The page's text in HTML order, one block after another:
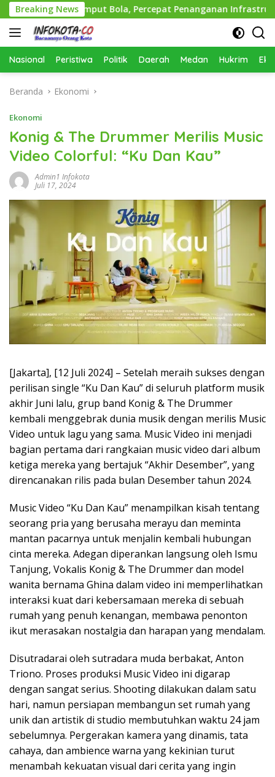
Langsung
ke
konten
Breaking News
Pola Jemput Bola, Percepat Penanganan Infrastruktur
Nasional Peristiwa Politik Daerah Medan Hukrim
Beranda Ekonomi
Ekonomi
Konig & The Drummer Merilis Music
Video Colorful: “Ku Dan Kau”
Admin1 Infokota
Juli 17, 2024
[Jakarta], [12 Juli 2024] – Setelah meraih sukses dengan
perilisan single “Ku Dan Kau” di seluruh platform musik
akhir Juni lalu, grup band Konig & The Drummer
kembali menggebrak dunia musik dengan merilis Music
Video untuk lagu yang sama. Music Video ini menjadi
bagian pertama dari rangkaian music video dari album
ketiga mereka yang bertajuk “Akhir Desember”, yang
direncanakan rilis pada bulan Desember tahun 2024.
Music Video “Ku Dan Kau” menampilkan kisah tentang
seorang pria yang berusaha merayu dan meminta
mantan pacarnya untuk menjalin kembali hubungan
cinta mereka. Adegan diperankan langsung oleh Ismu
Tanjung, Vokalis Konig & The Drummer dan model
wanita bernama Ghina dalam video ini memperlihatkan
interaksi kuat dari kebersamaan mereka di sebuah
rumah yang penuh kenangan, membawa penonton
ikut merasakan nostalgia dan harapan yang mendalam.
Disutradarai oleh sutradara muda berbakat, Anton
Triono. Proses produksi Music Video ini digarap
dengan sangat serius. Shooting dilakukan dalam satu
hari, namun persiapan membangun set rumah yang
unik dan artistik di studio membutuhkan waktu 24 jam
sebelumnya. Pergerakan kamera yang dinamis, tata
cahaya, dan ambience warna yang kekinian turut
menambah kekuatan visual dari cerita yang ingin